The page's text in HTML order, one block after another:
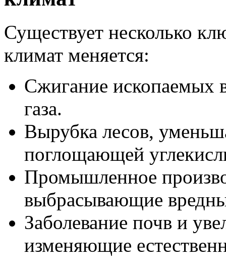
Существует несколько
климат меняется:
Сжигание ископаемых
газа.
Вырубка лесов,
поглощающей
Промышленное
выбрасывающие
Заболевание почв и
изменяющие